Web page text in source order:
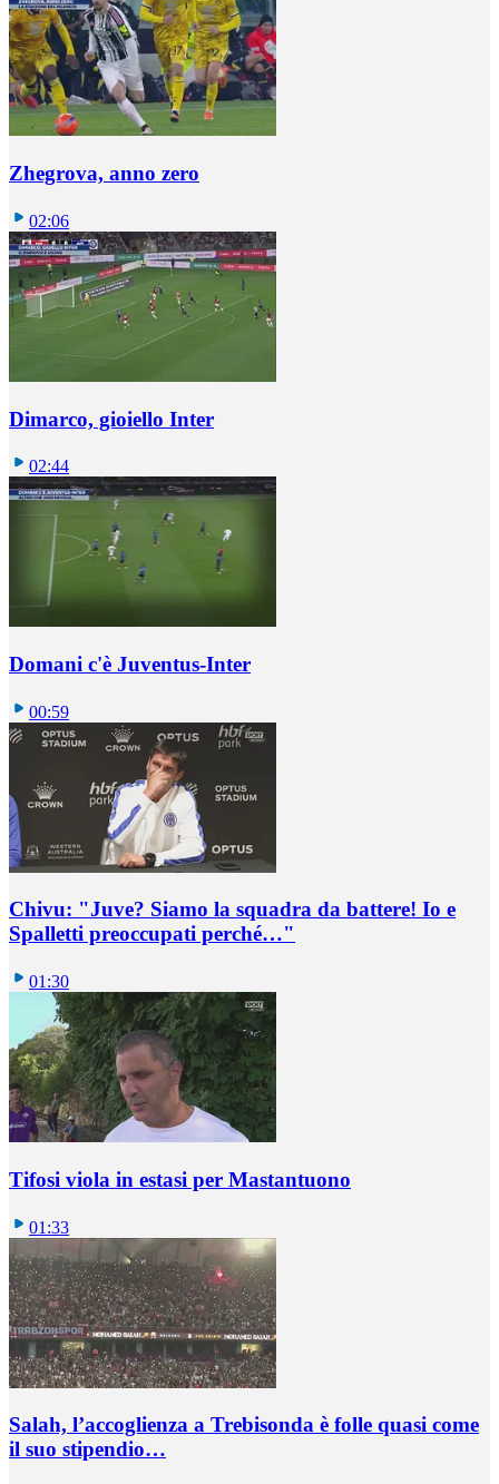
Zhegrova, anno zero
02:06
Dimarco, gioiello Inter
02:44
Domani c'è Juventus-Inter
00:59
Chivu: "Juve? Siamo la squadra da battere! Io e
Spalletti preoccupati perché…"
01:30
Tifosi viola in estasi per Mastantuono
01:33
Salah, l’accoglienza a Trebisonda è folle quasi come
il suo stipendio…